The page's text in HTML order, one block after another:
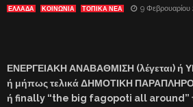
ΕΛΛΑΔΑ ΚΟΙΝΩΝΙΑ ΤΟΠΙΚΑ ΝΕΑ 9 Φεβρουαρίου
ΕΝΕΡΓΕΙΑΚΗ ΑΝΑΒΑΘΜΙΣΗ (λέγεται) ή
ή μήπως τελικά ΔΗΜΟΤΙΚΗ
ή finally “the big fagopoti all around”